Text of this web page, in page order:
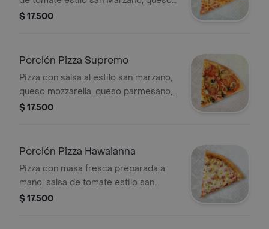
mozzarella y queso parmesano.
$ 17.500
Porción Pizza Supremo
Pizza con salsa al estilo san marzano,
queso mozzarella, queso parmesano,
oregano, pepperoni, champiñones,
negras.
$ 17.500
Porción Pizza Hawaianna
Pizza con masa fresca preparada a
mano, salsa de tomate estilo san
marzano, queso mozzarella, queso
$ 17.500